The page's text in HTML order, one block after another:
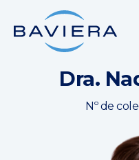
Dra.
Nº de